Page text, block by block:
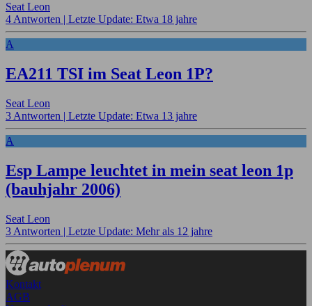
Seat Leon
4 Antworten | Letzte Update: Etwa 18 jahre
A
EA211 TSI im Seat Leon 1P?
Seat Leon
3 Antworten | Letzte Update: Etwa 13 jahre
A
Esp Lampe leuchtet in mein seat leon 1p
(bauhjahr 2006)
Seat Leon
3 Antworten | Letzte Update: Mehr als 12 jahre
Kontakt
AGB